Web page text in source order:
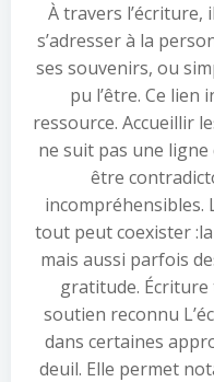
À travers l’écriture,
s’adresser à la
ses souvenirs, ou
pu l’être. Ce
ressource. Accueillir
ne suit pas une
être
incompréhensibles.
tout peut coexister
mais aussi parfois
gratitude.
soutien reconnu
dans certaines
deuil. Elle permet